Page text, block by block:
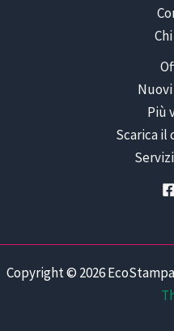
Più
Scarica il
Copyright © 2026